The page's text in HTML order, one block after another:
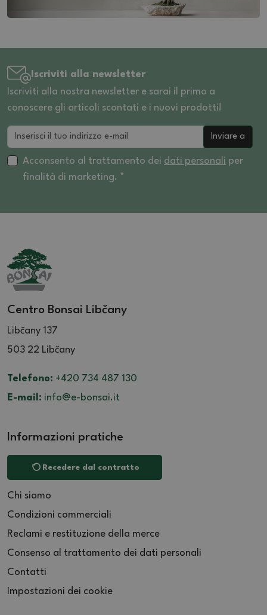
Iscriviti alla newsletter
Iscriviti alla nostra newsletter e sarai il primo a
conoscere gli articoli scontati e i nuovi prodotti!
Inviare a
Acconsento al trattamento dei dati personali per
finalità di marketing. *
Centro Bonsai Libčany
Libčany 137
503 22 Libčany
Telefono: +420 734 487 130
E-mail: info@e-bonsai.it
Informazioni pratiche
Recedere dal contratto
Chi siamo
Condizioni commerciali
Reclami e restituzione della merce
Consenso al trattamento dei dati personali
Contatti
Impostazioni dei cookie